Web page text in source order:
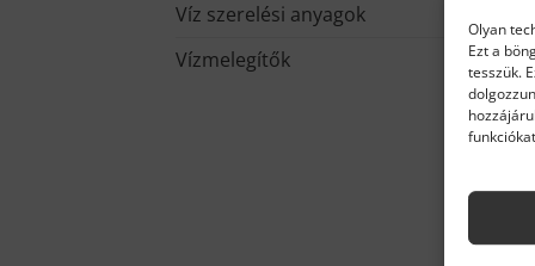
Olyan
Ezt a
tesszük.
Víz szerelési anyagok
Vízmelegítők